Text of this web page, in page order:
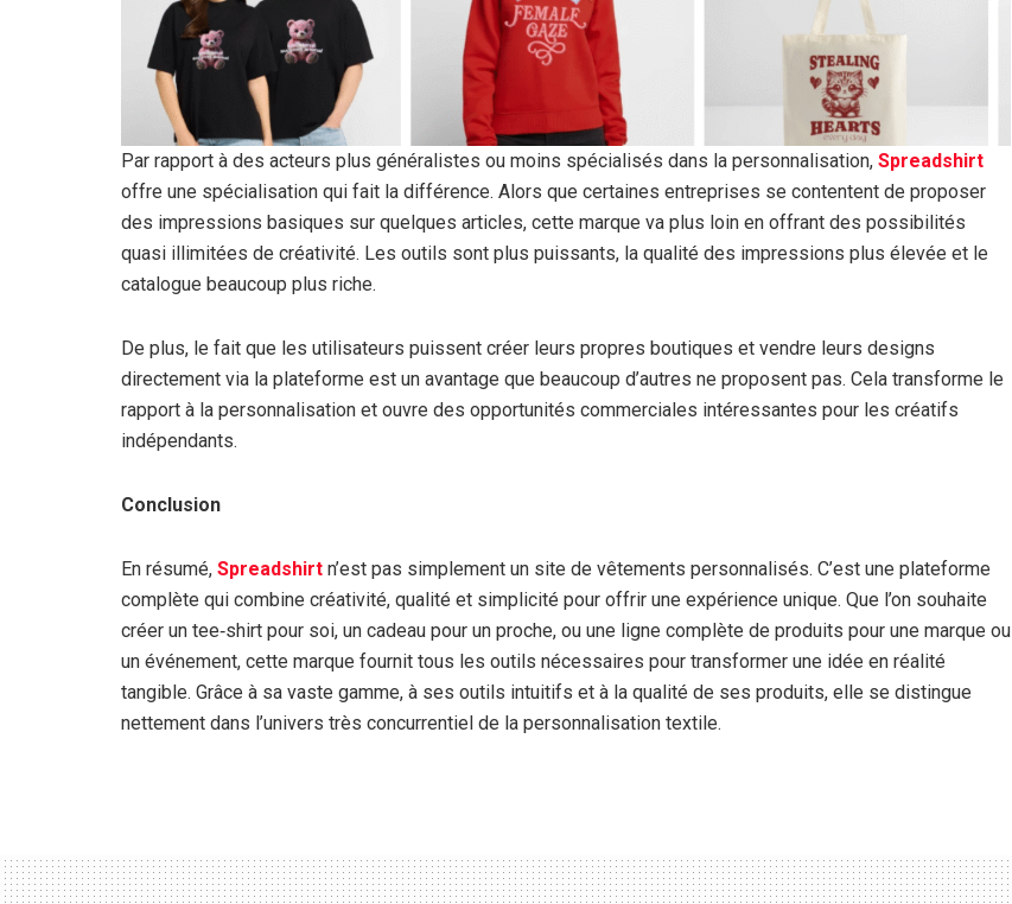
Par rapport à des acteurs plus généralistes ou moins spécialisés dans la personnalisation, Spreadshirt
offre une spécialisation qui fait la différence. Alors que certaines entreprises se contentent de proposer
des impressions basiques sur quelques articles, cette marque va plus loin en offrant des possibilités
quasi illimitées de créativité. Les outils sont plus puissants, la qualité des impressions plus élevée et le
catalogue beaucoup plus riche.
De plus, le fait que les utilisateurs puissent créer leurs propres boutiques et vendre leurs designs
directement via la plateforme est un avantage que beaucoup d’autres ne proposent pas. Cela transforme le
rapport à la personnalisation et ouvre des opportunités commerciales intéressantes pour les créatifs
indépendants.
Conclusion
En résumé, Spreadshirt n’est pas simplement un site de vêtements personnalisés. C’est une plateforme
complète qui combine créativité, qualité et simplicité pour offrir une expérience unique. Que l’on souhaite
créer un tee‑shirt pour soi, un cadeau pour un proche, ou une ligne complète de produits pour une marque ou
un événement, cette marque fournit tous les outils nécessaires pour transformer une idée en réalité
tangible. Grâce à sa vaste gamme, à ses outils intuitifs et à la qualité de ses produits, elle se distingue
nettement dans l’univers très concurrentiel de la personnalisation textile.